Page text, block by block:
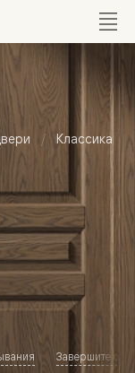
Классика
Завершите